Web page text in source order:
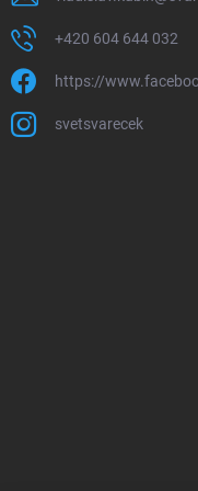
+420 604 644 032
https://
svetsvarecek